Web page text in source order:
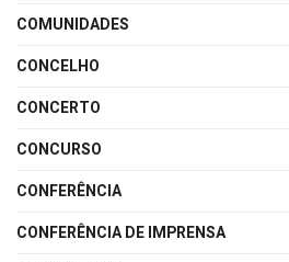
COMUNIDADES
CONCELHO
CONCERTO
CONCURSO
CONFERÊNCIA
CONFERÊNCIA DE IMPRENSA